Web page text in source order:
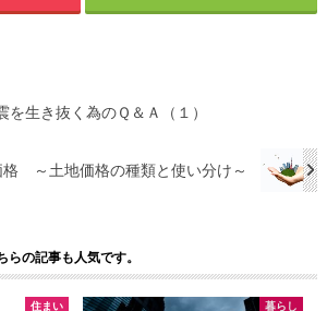
を生き抜く為のＱ＆Ａ（１）
格 ～土地価格の種類と使い分け～
らの記事も人気です。
住まい 暮らし